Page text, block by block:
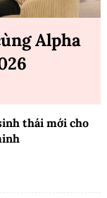
Alpha
thái mới cho